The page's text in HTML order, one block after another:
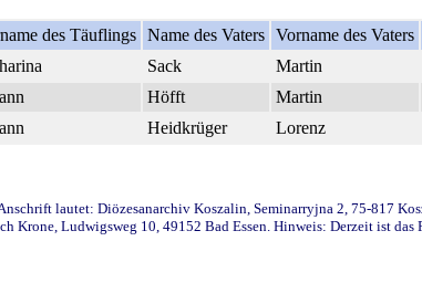
des Täuflings Name des Vaters Vorname des Vaters
Sack Martin
Höfft Martin
Heidkrüger Lorenz
lautet: Diözesanarchiv Koszalin, Seminarryjna 2, 75-817
Krone, Ludwigsweg 10, 49152 Bad Essen. Hinweis: Derzeit ist